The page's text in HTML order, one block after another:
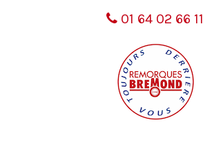
01 64 02 66 11